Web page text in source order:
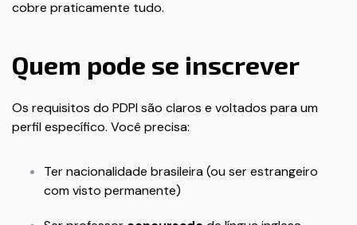
cobre praticamente tudo.
Quem pode se inscrever
Os requisitos do PDPI são claros e voltados para um
perfil específico. Você precisa:
Ter nacionalidade brasileira (ou ser estrangeiro
com visto permanente)